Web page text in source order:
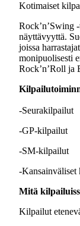
Kotimaiset
Rock’n’Swing
näyttävyyttä.
joissa
monipuolisesti
Rock’n’Roll ja
-Seurakilpailut
-GP-kilpailut
-SM-kilpailut
-Kansainväliset
Mitä
Kilpailut